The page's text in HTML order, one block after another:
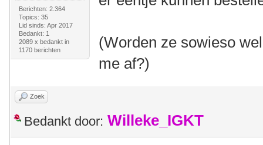
Berichten: 2.364
Topics: 35
Lid sinds: Apr 2017
Bedankt: 1
2089 x bedankt in
1170 berichten
(Worden ze sowieso
me af?)
Zoek
Bedankt door: Willeke_IGKT